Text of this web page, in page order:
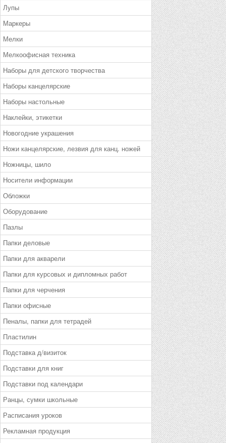
Лупы
Маркеры
Мелки
Мелкоофисная техника
Наборы для детского творчества
Наборы канцелярские
Наборы настольные
Наклейки, этикетки
Новогодние украшения
Ножи канцелярские, лезвия для канц. ножей
Ножницы, шило
Носители информации
Обложки
Оборудование
Пазлы
Папки деловые
Папки для акварели
Папки для курсовых и дипломных работ
Папки для черчения
Папки офисные
Пеналы, папки для тетрадей
Пластилин
Подставка д/визиток
Подставки для книг
Подставки под календари
Ранцы, сумки школьные
Расписания уроков
Рекламная продукция